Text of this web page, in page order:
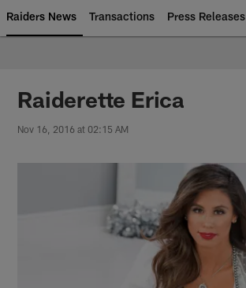
Raiders News Transactions Press Releases
Raiderette Erica
Nov 16, 2016 at 02:15 AM